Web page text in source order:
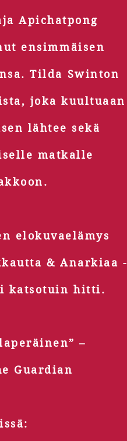
Apichatpong
ensimmäisen
Tilda Swinton
joka kuultuaan
lähtee sekä
matkalle
elokuvaelämys
& Anarkiaa -
katsotuin hitti.
–
Guardian